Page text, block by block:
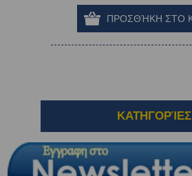
ΚΑΤΗΓΟΡΊΕΣ